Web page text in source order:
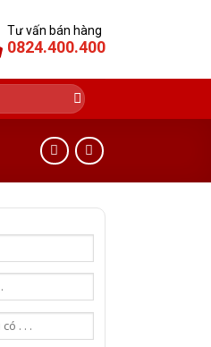
Tư vấn bán hàng
0824.400.400